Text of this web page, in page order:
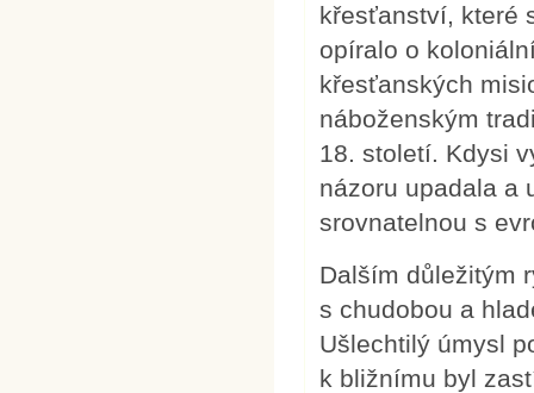
křesťanství, které
opíralo o
křesťanských
náboženským
18. století. Kdysi
názoru upadala a
srovnatelnou s
Dalším důležitým
s chudobou a
Ušlechtilý úmysl
k bližnímu byl